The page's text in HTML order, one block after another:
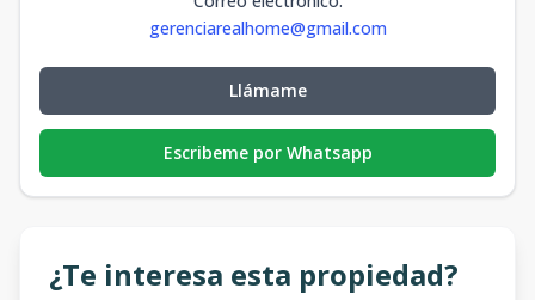
gerenciarealhome@gmail.com
Llámame
Escribeme por Whatsapp
¿Te interesa esta propiedad?